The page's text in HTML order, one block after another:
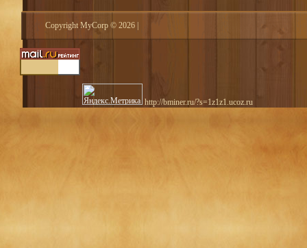
Copyright MyCorp © 2026
http://bminer.ru/?s=1z1z1.ucoz.ru